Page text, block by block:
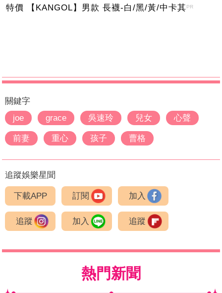
特價 【KANGOL】男款 長襪-白/黑/黃/中卡其PR
關鍵字
joe
grace 吳速玲 兒女 心聲
前妻 重心 孩子 曹格
追蹤娛樂星聞
下載APP 訂閱 加入
追蹤 加入 追蹤
熱門新聞